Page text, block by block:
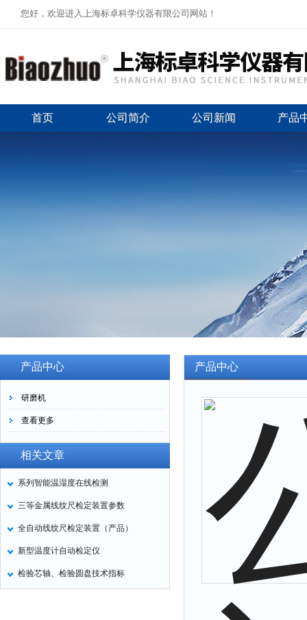
您好，欢迎进入上海标卓科学仪器有限公司网站！
首页 公司简介 公司新闻 产品
产品中心
研磨机
查看更多
相关文章
系列智能温湿度在线检测
三等金属线纹尺检定装置参数
全自动线纹尺检定装置（产品）
新型温度计自动检定仪
检验芯轴、检验圆盘技术指标
产品中心